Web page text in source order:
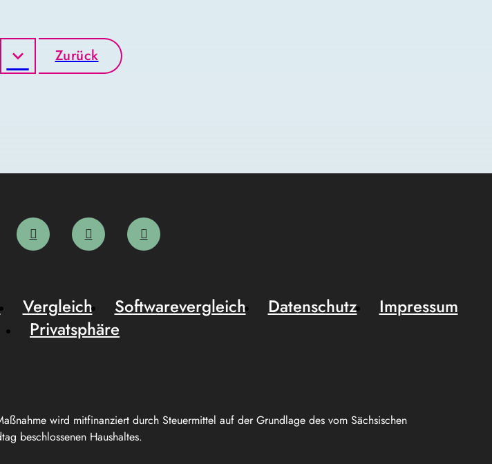
Zurück
wird mitfinanziert durch Steuermittel auf der Grundlage des vom Sächsischen
beschlossenen Haushaltes.
Vergleich Softwarevergleich Datenschutz
Impressum
Privatsphäre